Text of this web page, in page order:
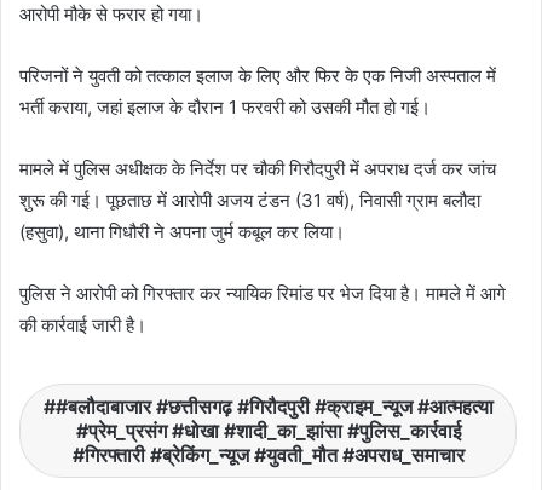
आरोपी मौके से फरार हो गया।
परिजनों ने युवती को तत्काल इलाज के लिए और फिर के एक निजी अस्पताल में
भर्ती कराया, जहां इलाज के दौरान 1 फरवरी को उसकी मौत हो गई।
मामले में पुलिस अधीक्षक के निर्देश पर चौकी गिरौदपुरी में अपराध दर्ज कर जांच
शुरू की गई। पूछताछ में आरोपी अजय टंडन (31 वर्ष), निवासी ग्राम बलौदा
(हसुवा), थाना गिधौरी ने अपना जुर्म कबूल कर लिया।
पुलिस ने आरोपी को गिरफ्तार कर न्यायिक रिमांड पर भेज दिया है। मामले में आगे
की कार्रवाई जारी है।
#बलौदाबाजार #छत्तीसगढ़ #गिरौदपुरी #क्राइम_न्यूज #आत्महत्या
#प्रेम_प्रसंग #धोखा #शादी_का_झांसा #पुलिस_कार्रवाई
#गिरफ्तारी #ब्रेकिंग_न्यूज #युवती_मौत #अपराध_समाचार